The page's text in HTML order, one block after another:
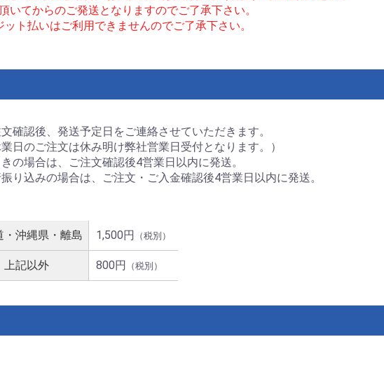
いてからのご発送となりますのでご了承下さい。
ット払いはご利用できませんのでご了承下さい。
確認後、発送予定日をご連絡させていただきます。
業日のご注文は休み明け弊社営業日受付となります。）
の場合は、ご注文確認後4営業日以内に発送。
り込みの場合は、ご注文・ご入金確認後4営業日以内に発送。
・沖縄県・離島 1,500円 （税別）
上記以外 800円 （税別）